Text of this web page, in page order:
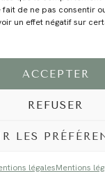
fait de ne pas consentir
un effet négatif sur
ACCEPTER
REFUSER
LES
légalesMentions
Famille et Mariage - Nice -